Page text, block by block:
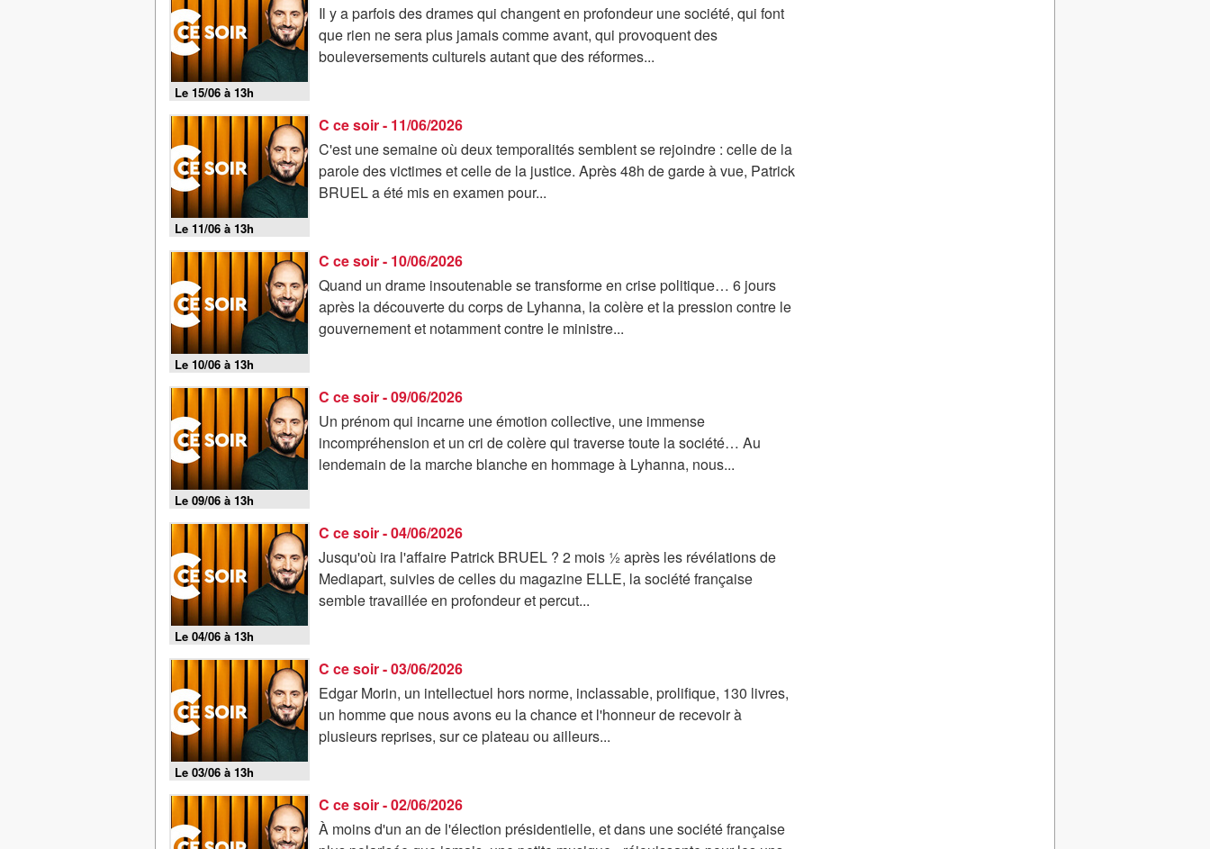
Le 15/06 à 13h
Il y a parfois des drames qui changent en profondeur une société, qui font
que rien ne sera plus jamais comme avant, qui provoquent des
bouleversements culturels autant que des réformes...
Le 11/06 à 13h
C ce soir - 11/06/2026
C'est une semaine où deux temporalités semblent se rejoindre : celle de la
parole des victimes et celle de la justice. Après 48h de garde à vue, Patrick
BRUEL a été mis en examen pour...
Le 10/06 à 13h
C ce soir - 10/06/2026
Quand un drame insoutenable se transforme en crise politique… 6 jours
après la découverte du corps de Lyhanna, la colère et la pression contre le
gouvernement et notamment contre le ministre...
Le 09/06 à 13h
C ce soir - 09/06/2026
Un prénom qui incarne une émotion collective, une immense
incompréhension et un cri de colère qui traverse toute la société… Au
lendemain de la marche blanche en hommage à Lyhanna, nous...
Le 04/06 à 13h
C ce soir - 04/06/2026
Jusqu'où ira l'affaire Patrick BRUEL ? 2 mois ½ après les révélations de
Mediapart, suivies de celles du magazine ELLE, la société française
semble travaillée en profondeur et percut...
Le 03/06 à 13h
C ce soir - 03/06/2026
Edgar Morin, un intellectuel hors norme, inclassable, prolifique, 130 livres,
un homme que nous avons eu la chance et l'honneur de recevoir à
plusieurs reprises, sur ce plateau ou ailleurs...
C ce soir - 02/06/2026
À moins d'un an de l'élection présidentielle, et dans une société française